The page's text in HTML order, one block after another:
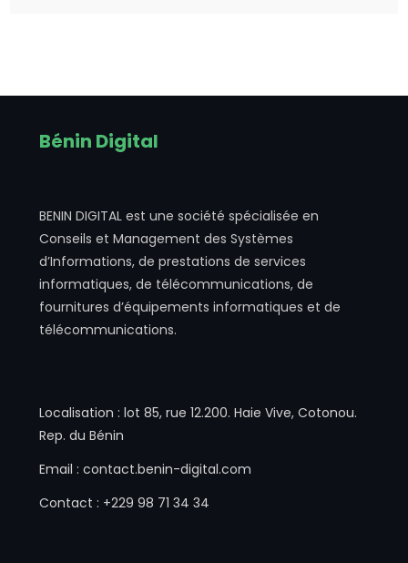
Bénin Digital
BENIN DIGITAL est une société spécialisée en
Conseils et Management des Systèmes
d’Informations, de prestations de services
informatiques, de télécommunications, de
fournitures d’équipements informatiques et de
télécommunications.
Localisation : lot 85, rue 12.200. Haie Vive, Cotonou.
Rep. du Bénin
Email : contact.benin-digital.com
Contact : +229 98 71 34 34